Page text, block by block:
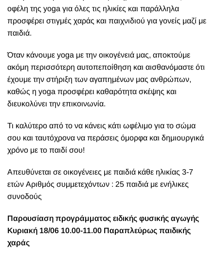
οφέλη της yoga για όλες τις ηλικίες και παράλληλα
προσφέρει στιγμές χαράς και παιχνιδιού για γονείς μαζί με
παιδιά.
Όταν κάνουμε yoga με την οικογένειά μας, αποκτούμε
ακόμη περισσότερη αυτοπεποίθηση και αισθανόμαστε ότι
έχουμε την στήριξη των αγαπημένων μας ανθρώπων,
καθώς η yoga προσφέρει καθαρότητα σκέψης και
διευκολύνει την επικοινωνία.
Τι καλύτερο από το να κάνεις κάτι ωφέλιμο για το σώμα
σου και ταυτόχρονα να περάσεις όμορφα και δημιουργικά
χρόνο με το παιδί σου!
Απευθύνεται σε οικογένειες με παιδιά κάθε ηλικίας 3-7
ετών Αριθμός συμμετεχόντων : 25 παιδιά με ενήλικες
συνοδούς
Παρουσίαση προγράμματος ειδικής φυσικής αγωγής
Κυριακή 18/06 10.00-11.00 Παραπλεύρως παιδικής
χαράς